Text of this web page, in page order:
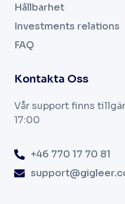
Hållbarhet
Investments relations
FAQ
Kontakta Oss
Vår support finns
17:00
+46 770 17 70 81